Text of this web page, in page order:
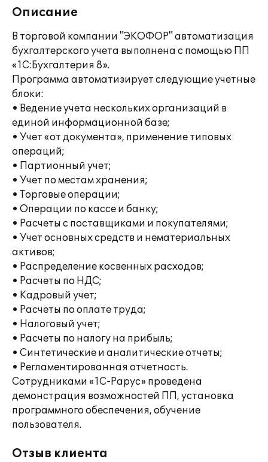
Описание
В торговой компании "ЭКОФОР" автоматизация
бухгалтерского учета выполнена с помощью ПП
«1С:Бухгалтерия 8».
Программа автоматизирует следующие учетные
блоки:
• Ведение учета нескольких организаций в
единой информационной базе;
• Учет «от документа», применение типовых
операций;
• Партионный учет;
• Учет по местам хранения;
• Торговые операции;
• Операции по кассе и банку;
• Расчеты с поставщиками и покупателями;
• Учет основных средств и нематериальных
активов;
• Распределение косвенных расходов;
• Расчеты по НДС;
• Кадровый учет;
• Расчеты по оплате труда;
• Налоговый учет;
• Расчеты по налогу на прибыль;
• Синтетические и аналитические отчеты;
• Регламентированная отчетность.
Сотрудниками «1С-Рарус» проведена
демонстрация возможностей ПП, установка
программного обеспечения, обучение
пользователя.
Отзыв клиента